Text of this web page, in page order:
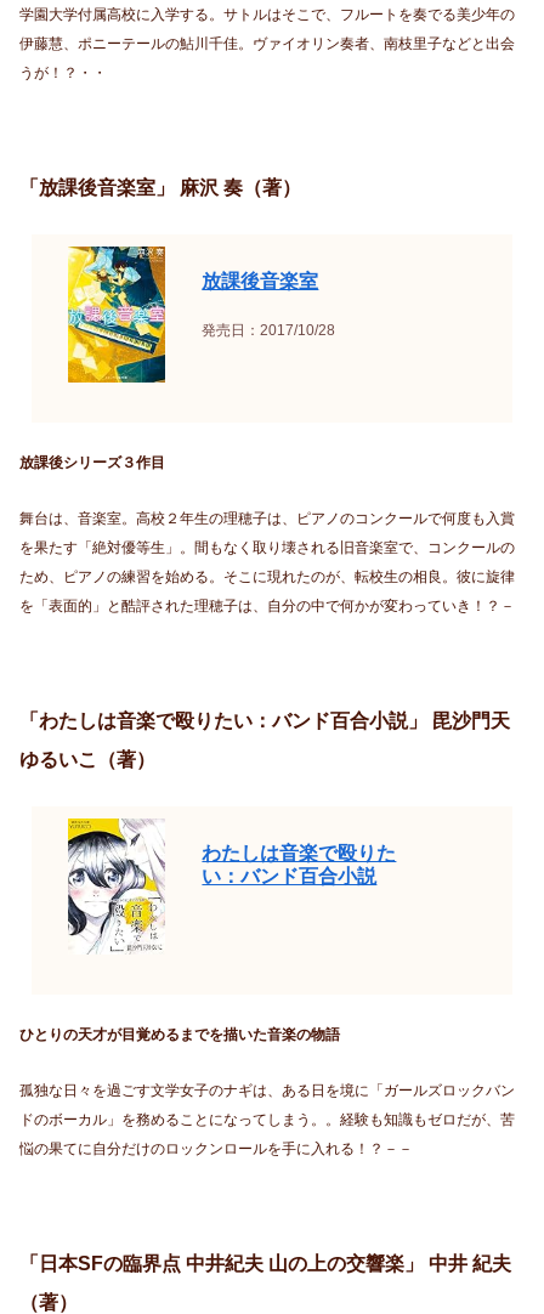
学園大学付属高校に入学する。サトルはそこで、フルートを奏でる美少年の
伊藤慧、ポニーテールの鮎川千佳。ヴァイオリン奏者、南枝里子などと出会
うが！？・・
「放課後音楽室」 麻沢 奏（著）
放課後音楽室
発売日：2017/10/28
放課後シリーズ３作目
舞台は、音楽室。高校２年生の理穂子は、ピアノのコンクールで何度も入賞
を果たす「絶対優等生」。間もなく取り壊される旧音楽室で、コンクールの
ため、ピアノの練習を始める。そこに現れたのが、転校生の相良。彼に旋律
を「表面的」と酷評された理穂子は、自分の中で何かが変わっていき！？－
「わたしは音楽で殴りたい：バンド百合小説」 毘沙門天
ゆるいこ（著）
わたしは音楽で殴りた
い：バンド百合小説
ひとりの天才が目覚めるまでを描いた音楽の物語
孤独な日々を過ごす文学女子のナギは、ある日を境に「ガールズロックバン
ドのボーカル」を務めることになってしまう。。経験も知識もゼロだが、苦
悩の果てに自分だけのロックンロールを手に入れる！？－－
「日本SFの臨界点 中井紀夫 山の上の交響楽」 中井 紀夫
（著）